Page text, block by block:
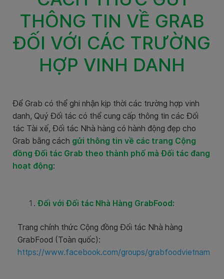
THÔNG TIN VỀ GRAB
ĐỐI VỚI CÁC TRƯỜNG
HỢP VINH DANH
Để Grab có thể ghi nhận kịp thời các trường hợp vinh
danh, Quý Đối tác có thể cung cấp thông tin các Đối
tác Tài xế, Đối tác Nhà hàng có hành động đẹp cho
Grab bằng cách gửi thông tin về các trang Cộng
đồng Đối tác Grab theo thành phố mà Đối tác đang
hoạt động:
Đối với Đối tác Nhà Hàng GrabFood:
Trang chính thức Cộng đồng Đối tác Nhà hàng
GrabFood (Toàn quốc):
https://www.facebook.com/groups/grabfoodvietnam